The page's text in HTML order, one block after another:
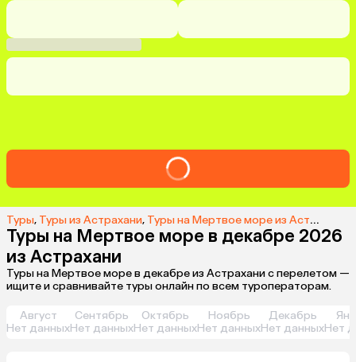
Туры, Туры из Астрахани, Туры на Мертвое море из Астрахани
Туры на Мертвое море в декабре 2026
из Астрахани
Туры на Мертвое море в декабре из Астрахани с перелетом —
ищите и сравнивайте туры онлайн по всем туроператорам.
Август
Нет данных
Сентябрь
Нет данных
Октябрь
Нет данных
Ноябрь
Нет данных
Декабрь
Нет данныхНет